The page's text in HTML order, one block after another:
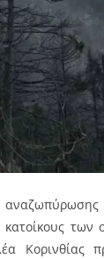
των
Κορινθίας